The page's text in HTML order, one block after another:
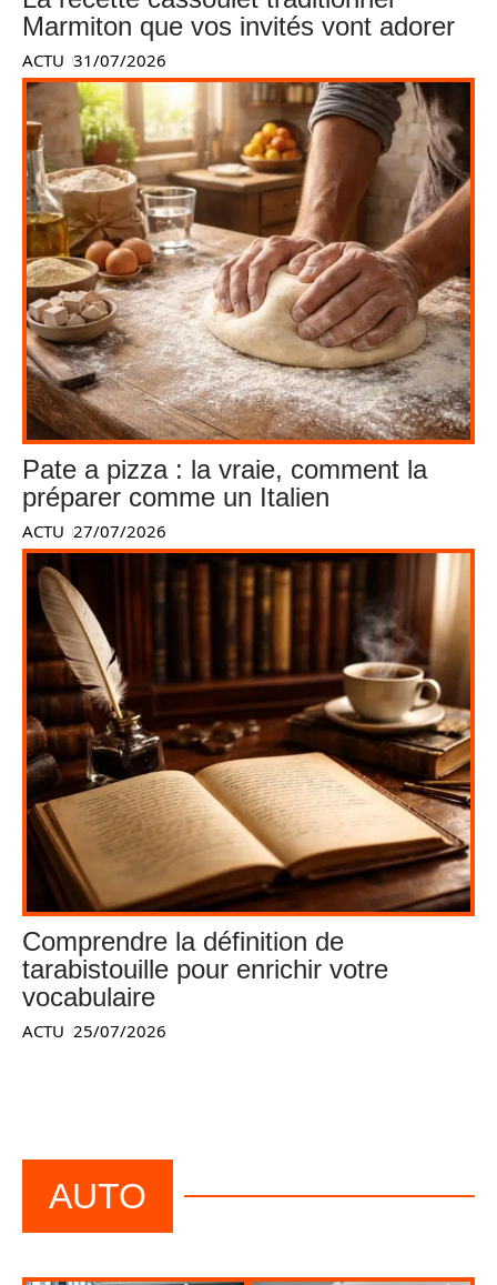
Marmiton que vos invités vont adorer
ACTU 31/07/2026
Pate a pizza : la vraie, comment la
préparer comme un Italien
ACTU 27/07/2026
Comprendre la définition de
tarabistouille pour enrichir votre
vocabulaire
ACTU 25/07/2026
AUTO